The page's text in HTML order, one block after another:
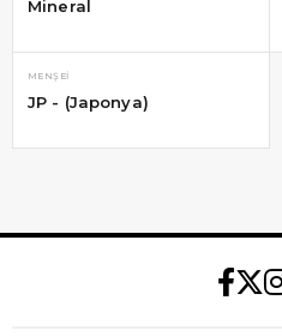
Mineral
MENŞEI
JP - (Japonya)